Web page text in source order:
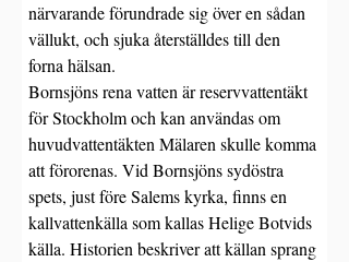
närvarande förundrade sig över en sådan
vällukt, och sjuka återställdes till den
forna hälsan.
Bornsjöns rena vatten är reservvattentäkt
för Stockholm och kan användas om
huvudvattentäkten Mälaren skulle komma
att förorenas. Vid Bornsjöns sydöstra
spets, just före Salems kyrka, finns en
kallvattenkälla som kallas Helige Botvids
källa. Historien beskriver att källan sprang